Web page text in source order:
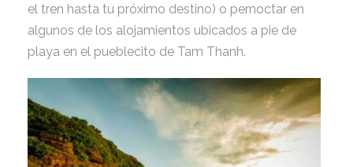
el tren hasta tu próximo destino) o pernoctar en
algunos de los alojamientos ubicados a pie de
playa en el pueblecito de Tam Thanh.